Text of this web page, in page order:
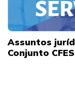
Assuntos
Conjunto